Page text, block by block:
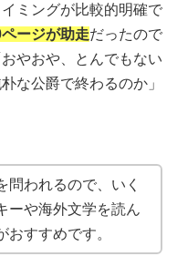
ミングが比較的明確で
ージが助走だったので
やおや、とんでもない
な公爵で終わるのか」
問われるので、いく
ーや海外文学を読ん
おすすめです。